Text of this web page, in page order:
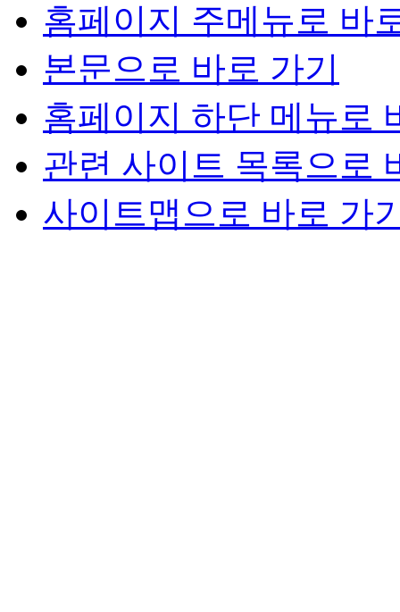
홈페이지 주메뉴로 바
본문으로 바로 가기
홈페이지 하단 메뉴로
관련 사이트 목록으로
사이트맵으로 바로 가